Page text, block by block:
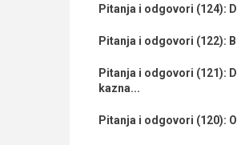
Pitanja i odgovori (124):
Pitanja i odgovori (122):
Pitanja i odgovori (121):
kazna...
Pitanja i odgovori (120):